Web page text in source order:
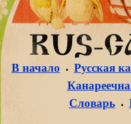
В начало
Русская
Словарь